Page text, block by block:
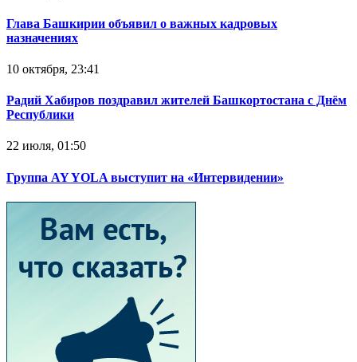
Глава Башкирии объявил о важных кадровых
назначениях
10 октября, 23:41
Радий Хабиров поздравил жителей Башкортостана с Днём
Республики
22 июля, 01:50
Группа AY YOLA выступит на «Интервидении»